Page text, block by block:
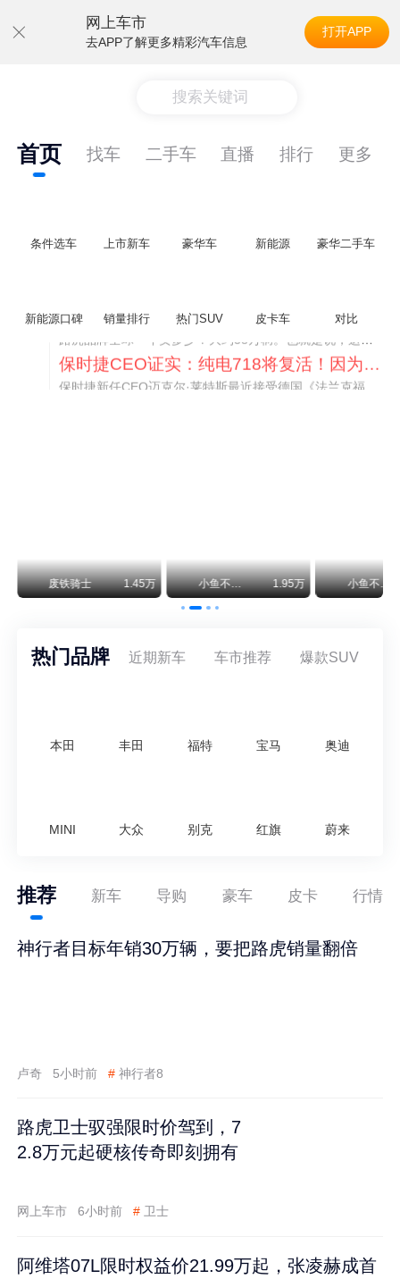
网上车市
去APP了解更多精彩汽车信息
打开APP
搜索关键词
首页 找车 二手车 直播 排行 更多
条件选车 上市新车 豪华车 新能源 豪华二手车
新能源口碑 销量排行 热门SUV 皮卡车 对比
神行者目标年销30万辆，要把路虎销量翻倍
小鱼不刹车 1.95万 小鱼不刹车 1.36万
热门品牌 近期新车 车市推荐 爆款SUV
本田 丰田 福特 宝马 奥迪
MINI 大众 别克 红旗 蔚来
推荐 新车 导购 豪车 皮卡 行情
神行者目标年销30万辆，要把路虎销量翻倍
卢奇 5小时前 # 神行者8
路虎卫士驭强限时价驾到，7
2.8万元起硬核传奇即刻拥有
网上车市 6小时前 # 卫士
阿维塔07L限时权益价21.99万起，张凌赫成首